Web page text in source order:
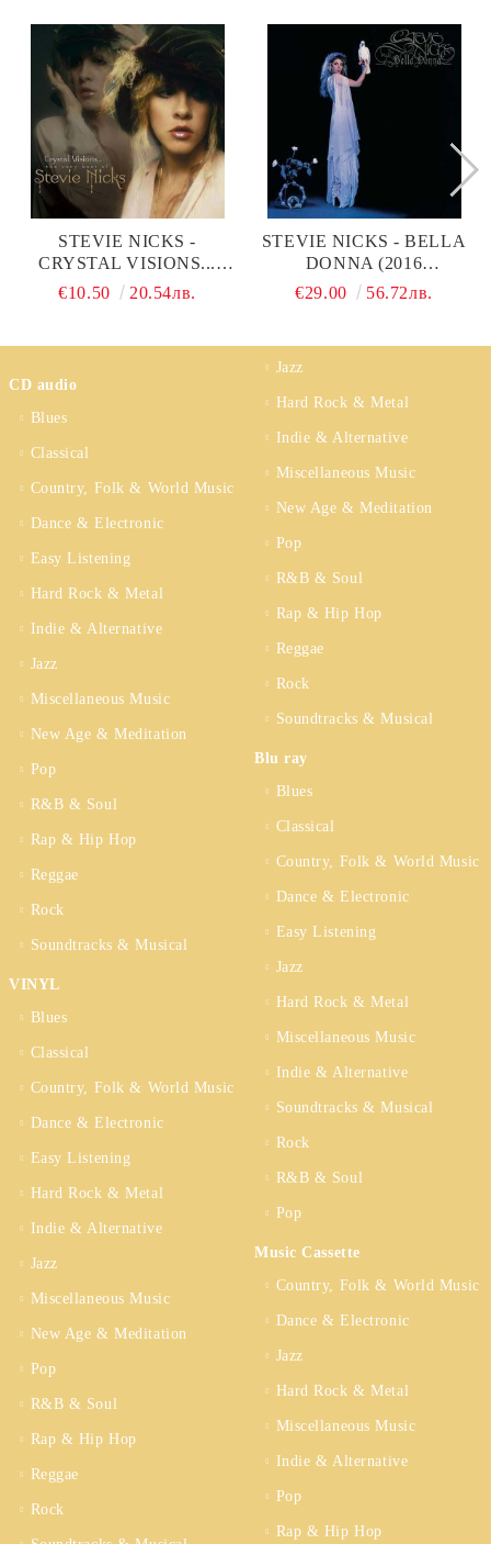
STEVIE NICKS -
CRYSTAL VISIONS...
THE VERY BEST OF
€10.50 20.54лв.
STEVIE NICKS - BELLA
DONNA (2016
REMASTERED) (VINYL)
€29.00 56.72лв.
CD audio
Blues
Classical
Country, Folk & World Music
Dance & Electronic
Easy Listening
Hard Rock & Metal
Indie & Alternative
Jazz
Miscellaneous Music
New Age & Meditation
Pop
R&B & Soul
Rap & Hip Hop
Reggae
Rock
Soundtracks & Musical
VINYL
Blues
Classical
Country, Folk & World Music
Dance & Electronic
Easy Listening
Hard Rock & Metal
Indie & Alternative
Jazz
Miscellaneous Music
New Age & Meditation
Pop
R&B & Soul
Rap & Hip Hop
Reggae
Rock
Jazz
Hard Rock & Metal
Indie & Alternative
Miscellaneous Music
New Age & Meditation
Pop
R&B & Soul
Rap & Hip Hop
Reggae
Rock
Soundtracks & Musical
Blu ray
Blues
Classical
Country, Folk & World Music
Dance & Electronic
Easy Listening
Jazz
Hard Rock & Metal
Miscellaneous Music
Indie & Alternative
Soundtracks & Musical
Rock
R&B & Soul
Pop
Music Cassette
Country, Folk & World Music
Dance & Electronic
Jazz
Hard Rock & Metal
Miscellaneous Music
Indie & Alternative
Pop
Rap & Hip Hop